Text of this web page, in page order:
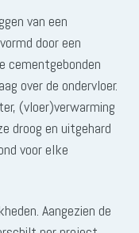
van een
door een
cementgebonden
over de ondervloer.
(vloer)verwarming
droog en uitgehard
voor elke
Aangezien de